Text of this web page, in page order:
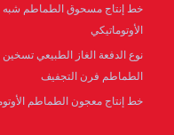
خط إنتاج مسحوق الطماطم شبه
الأوتوماتيكي
نوع الدفعة الغاز الطبيعي
الطماطم فرن التجفيف
خط إنتاج معجون الطماطم